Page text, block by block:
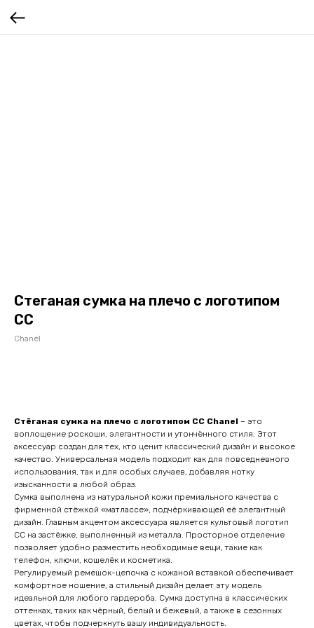
Стеганая сумка на плечо с логотипом
СС
Chanel
Стёганая сумка на плечо с логотипом CC Chanel – это
воплощение роскоши, элегантности и утончённого стиля. Этот
аксессуар создан для тех, кто ценит классический дизайн и высокое
качество. Универсальная модель подходит как для повседневного
использования, так и для особых случаев, добавляя нотку
изысканности в любой образ.
Сумка выполнена из натуральной кожи премиального качества с
фирменной стёжкой «матлассе», подчёркивающей её элегантный
дизайн. Главным акцентом аксессуара является культовый логотип
CC на застёжке, выполненный из металла. Просторное отделение
позволяет удобно разместить необходимые вещи, такие как
телефон, ключи, кошелёк и косметика.
Регулируемый ремешок-цепочка с кожаной вставкой обеспечивает
комфортное ношение, а стильный дизайн делает эту модель
идеальной для любого гардероба. Сумка доступна в классических
оттенках, таких как чёрный, белый и бежевый, а также в сезонных
цветах, чтобы подчеркнуть вашу индивидуальность.